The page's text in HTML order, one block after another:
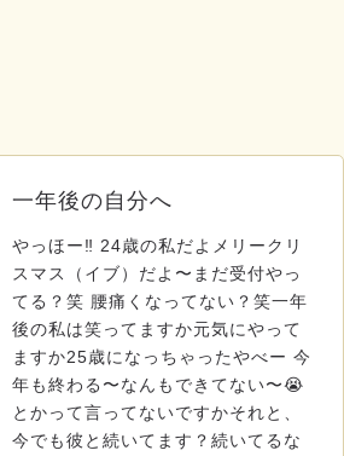
一年後の自分へ
やっほー‼️ 24歳の私だよメリークリ
スマス（イブ）だよ〜まだ受付やっ
てる？笑 腰痛くなってない？笑一年
後の私は笑ってますか元気にやって
ますか25歳になっちゃったやべー 今
年も終わる〜なんもできてない〜😭
とかって言ってないですかそれと、
今でも彼と続いてます？続いてるな